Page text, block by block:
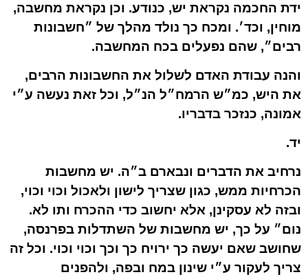
ידת החכמה נקראת יש, כנודע. וכן נקראת מחשבה,
מוחין, וכד׳. ומכח כך נולד מהלך של ״חשבונות
רבים״, שהם נפעלים בכח המחשבה.
והנה עבודת האדם לשלול את החשבונות הרבים,
את היש, כמ״ש הרמח״ל הנ״ל, וכל זאת נעשה ע״י
אמונה, כנזכר בדבריו.
יד.
נרחיב את הדברים ונבארם ב״ה. יש מחשבות
הכרחיות ממש, כגון שצריך לישון ולאכול וכוי וכוי,
ובזה לא עסקינן, אלא יחשוב כדי ההכרח ותו לא.
נום״ על כך, יש מחשבות של השתדלות בפרנסה,
שחושב שאם יעשה כך ירויח כך וכך וכוי וכוי. וכל זה
צריך לעקור ע״י שינון במח ובפה, ולהפנים